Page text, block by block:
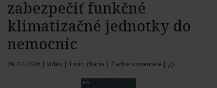
zabezpečiť funkčné
klimatizačné jednotky do
nemocníc
09. 07. 2026 | Video | 1 min. čítania | Žiadne komentáre |